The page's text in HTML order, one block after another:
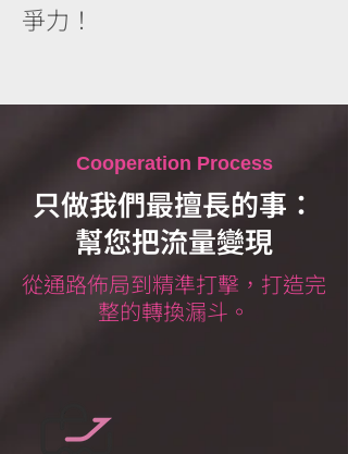
爭力！
Cooperation Process
只做我們最擅長的事：
幫您把流量變現
從通路佈局到精準打擊，打造完
整的轉換漏斗。